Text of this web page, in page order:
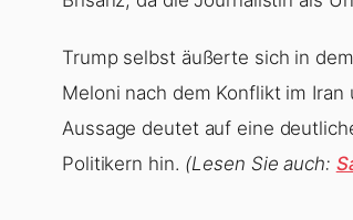
Trump selbst äußerte sich in
Meloni nach dem Konflikt im Iran
Aussage deutet auf eine
Politikern hin. (Lesen Sie auch: